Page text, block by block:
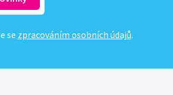
se zpracováním osobních údajů.